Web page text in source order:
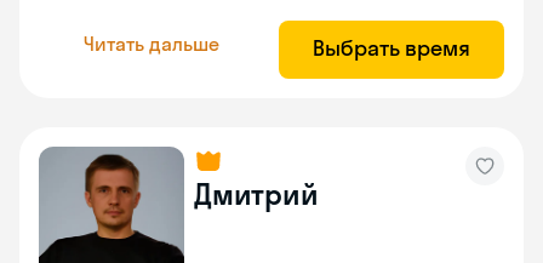
Читать дальше Выбрать время
Дмитрий